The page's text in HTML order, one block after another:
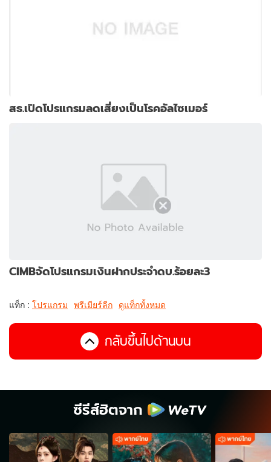
สธ.เปิดโปรแกรมลดเสี่ยงเป็นโรคอัลไซเมอร์
CIMBจัดโปรแกรมเงินฝากประจำดบ.ร้อยละ3
แท็ก : โปรแกรม พรีเมียร์ลีก ดูแท็กทั้งหมด
กลับขึ้นไปด้านบน
ซีรีส์ฮิตจาก